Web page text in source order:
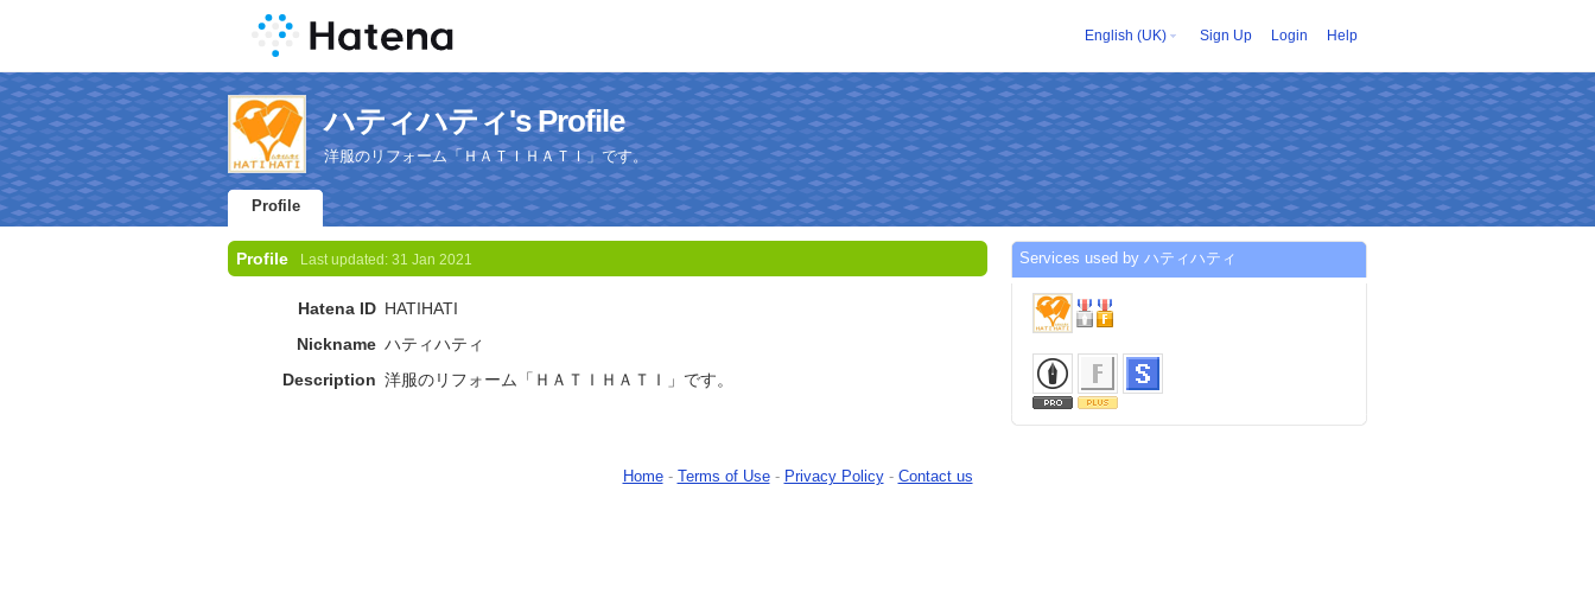
English (UK) Sign Up Login Help
ハティハティ's Profile
洋服のリフォーム「ＨＡＴＩＨＡＴＩ」です。
Profile
Profile Last updated: 31 Jan 2021
Hatena ID HATIHATI
Nickname ハティハティ
Description 洋服のリフォーム「ＨＡＴＩＨＡＴＩ」です。
Services used by ハティハティ
Home- Terms of Use- Privacy Policy- Contact us